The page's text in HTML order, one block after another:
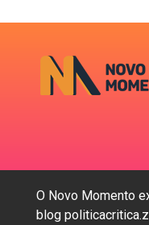
O Novo Momento
blog